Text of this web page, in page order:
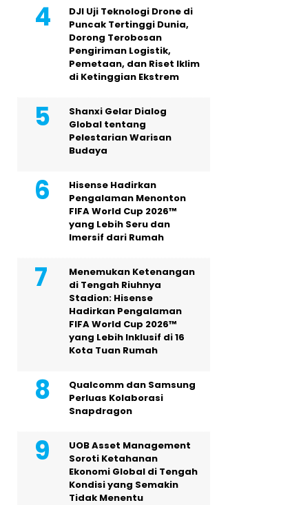
DJI Uji Teknologi Drone di
Puncak Tertinggi Dunia,
Dorong Terobosan
Pengiriman Logistik,
Pemetaan, dan Riset Iklim
di Ketinggian Ekstrem
Shanxi Gelar Dialog
Global tentang
Pelestarian Warisan
Budaya
Hisense Hadirkan
Pengalaman Menonton
FIFA World Cup 2026™
yang Lebih Seru dan
Imersif dari Rumah
Menemukan Ketenangan
di Tengah Riuhnya
Stadion: Hisense
Hadirkan Pengalaman
FIFA World Cup 2026™
yang Lebih Inklusif di 16
Kota Tuan Rumah
Qualcomm dan Samsung
Perluas Kolaborasi
Snapdragon
UOB Asset Management
Soroti Ketahanan
Ekonomi Global di Tengah
Kondisi yang Semakin
Tidak Menentu